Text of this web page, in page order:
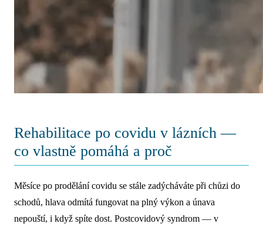
Rehabilitace po covidu v lázních —
co vlastně pomáhá a proč
Měsíce po prodělání covidu se stále zadýcháváte při chůzi do
schodů, hlava odmítá fungovat na plný výkon a únava
nepouští, i když spíte dost. Postcovidový syndrom — v